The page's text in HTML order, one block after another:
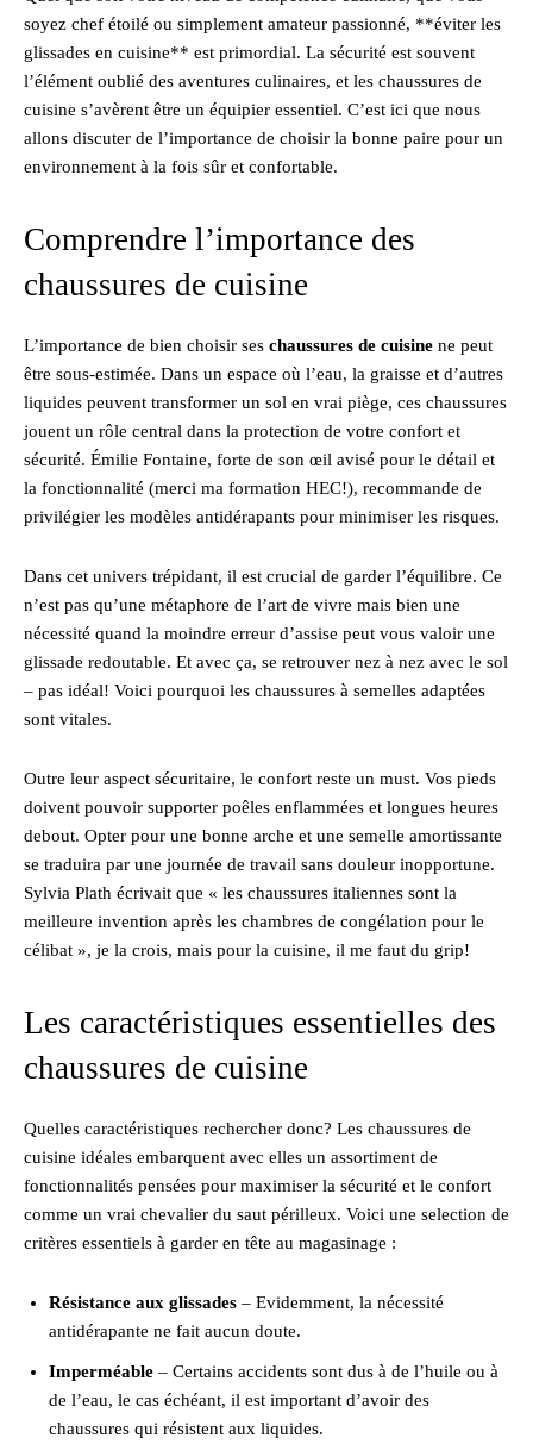
soyez chef étoilé ou simplement amateur passionné, **éviter les
glissades en cuisine** est primordial. La sécurité est souvent
l’élément oublié des aventures culinaires, et les chaussures de
cuisine s’avèrent être un équipier essentiel. C’est ici que nous
allons discuter de l’importance de choisir la bonne paire pour un
environnement à la fois sûr et confortable.
Comprendre l’importance des
chaussures de cuisine
L’importance de bien choisir ses chaussures de cuisine ne peut
être sous-estimée. Dans un espace où l’eau, la graisse et d’autres
liquides peuvent transformer un sol en vrai piège, ces chaussures
jouent un rôle central dans la protection de votre confort et
sécurité. Émilie Fontaine, forte de son œil avisé pour le détail et
la fonctionnalité (merci ma formation HEC!), recommande de
privilégier les modèles antidérapants pour minimiser les risques.
Dans cet univers trépidant, il est crucial de garder l’équilibre. Ce
n’est pas qu’une métaphore de l’art de vivre mais bien une
nécessité quand la moindre erreur d’assise peut vous valoir une
glissade redoutable. Et avec ça, se retrouver nez à nez avec le sol
– pas idéal! Voici pourquoi les chaussures à semelles adaptées
sont vitales.
Outre leur aspect sécuritaire, le confort reste un must. Vos pieds
doivent pouvoir supporter poêles enflammées et longues heures
debout. Opter pour une bonne arche et une semelle amortissante
se traduira par une journée de travail sans douleur inopportune.
Sylvia Plath écrivait que « les chaussures italiennes sont la
meilleure invention après les chambres de congélation pour le
célibat », je la crois, mais pour la cuisine, il me faut du grip!
Les caractéristiques essentielles des
chaussures de cuisine
Quelles caractéristiques rechercher donc? Les chaussures de
cuisine idéales embarquent avec elles un assortiment de
fonctionnalités pensées pour maximiser la sécurité et le confort
comme un vrai chevalier du saut périlleux. Voici une selection de
critères essentiels à garder en tête au magasinage :
Résistance aux glissades – Evidemment, la nécessité
antidérapante ne fait aucun doute.
Imperméable – Certains accidents sont dus à de l’huile ou à
de l’eau, le cas échéant, il est important d’avoir des
chaussures qui résistent aux liquides.